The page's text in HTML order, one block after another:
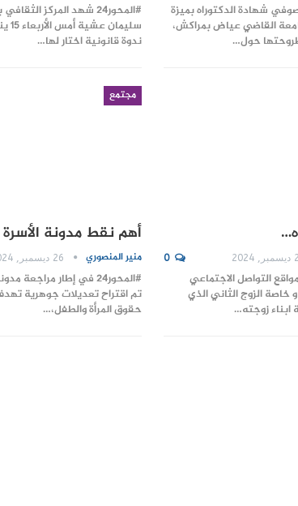
شهادة الدكتوراه بميزة
القاضي عياض بمراكش،
حول…
#المحور24 شهد المركز
ندوة قانونية اختار لها…
0
مواقع التواصل الاجتماعي
الزوج الثاني الذي
زوجته…
مجتمع
أهم نقط مدونة
منير المنصوري 26 ديسمبر, 2024
#المحور24 في إطار مراجعة
تم اقتراح تعديلات جوهرية
حقوق المرأة والطفل،…